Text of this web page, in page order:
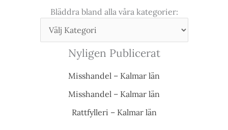
Bläddra bland alla våra kategorier:
Nyligen Publicerat
Misshandel – Kalmar län
Misshandel – Kalmar län
Rattfylleri – Kalmar län